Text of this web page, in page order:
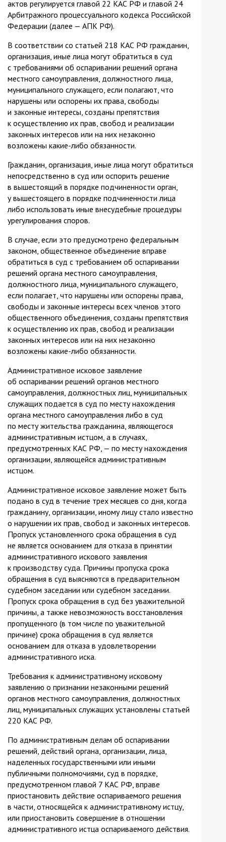
актов регулируется главой 22 КАС РФ и главой 24
Арбитражного процессуального кодекса Российской
Федерации (далее — АПК РФ).
В соответствии со статьей 218 КАС РФ гражданин,
организация, иные лица могут обратиться в суд
с требованиями об оспаривании решений органа
местного самоуправления, должностного лица,
муниципального служащего, если полагают, что
нарушены или оспорены их права, свободы
и законные интересы, созданы препятствия
к осуществлению их прав, свобод и реализации
законных интересов или на них незаконно
возложены какие-либо обязанности.
Гражданин, организация, иные лица могут обратиться
непосредственно в суд или оспорить решение
в вышестоящий в порядке подчиненности орган,
у вышестоящего в порядке подчиненности лица
либо использовать иные внесудебные процедуры
урегулирования споров.
В случае, если это предусмотрено федеральным
законом, общественное объединение вправе
обратиться в суд с требованием об оспаривании
решений органа местного самоуправления,
должностного лица, муниципального служащего,
если полагает, что нарушены или оспорены права,
свободы и законные интересы всех членов этого
общественного объединения, созданы препятствия
к осуществлению их прав, свобод и реализации
законных интересов или на них незаконно
возложены какие-либо обязанности.
Административное исковое заявление
об оспаривании решений органов местного
самоуправления, должностных лиц, муниципальных
служащих подается в суд по месту нахождения
органа местного самоуправления либо в суд
по месту жительства гражданина, являющегося
административным истцом, а в случаях,
предусмотренных КАС РФ, — по месту нахождения
организации, являющейся административным
истцом.
Административное исковое заявление может быть
подано в суд в течение трех месяцев со дня, когда
гражданину, организации, иному лицу стало известно
о нарушении их прав, свобод и законных интересов.
Пропуск установленного срока обращения в суд
не является основанием для отказа в принятии
административного искового заявления
к производству суда. Причины пропуска срока
обращения в суд выясняются в предварительном
судебном заседании или судебном заседании.
Пропуск срока обращения в суд без уважительной
причины, а также невозможность восстановления
пропущенного (в том числе по уважительной
причине) срока обращения в суд является
основанием для отказа в удовлетворении
административного иска.
Требования к административному исковому
заявлению о признании незаконными решений
органов местного самоуправления, должностных
лиц, муниципальных служащих установлены статьей
220 КАС РФ.
По административным делам об оспаривании
решений, действий органа, организации, лица,
наделенных государственными или иными
публичными полномочиями, суд в порядке,
предусмотренном главой 7 КАС РФ, вправе
приостановить действие оспариваемого решения
в части, относящейся к административному истцу,
или приостановить совершение в отношении
административного истца оспариваемого действия.